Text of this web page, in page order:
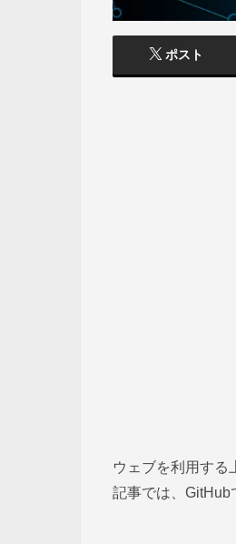
ポスト
ウェブを利用する
記事では、